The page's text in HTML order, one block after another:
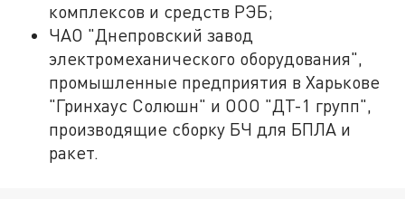
комплексов и средств РЭБ;
ЧАО "Днепровский завод
электромеханического оборудования",
промышленные предприятия в Харькове
"Гринхаус Солюшн" и ООО "ДТ-1 групп",
производящие сборку БЧ для БПЛА и
ракет.